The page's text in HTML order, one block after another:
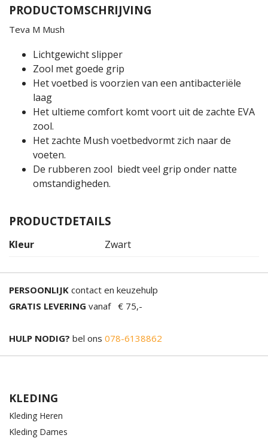
PRODUCTOMSCHRIJVING
Teva M Mush
Lichtgewicht slipper
Zool met goede grip
Het voetbed is voorzien van een antibacteriële
laag
Het ultieme comfort komt voort uit de zachte EVA
zool.
Het zachte Mush voetbedvormt zich naar de
voeten.
De rubberen zool biedt veel grip onder natte
omstandigheden.
PRODUCTDETAILS
Kleur Zwart
PERSOONLIJK contact en keuzehulp
GRATIS LEVERING vanaf € 75,-
HULP NODIG? bel ons 078-6138862
KLEDING
Kleding Heren
Kleding Dames